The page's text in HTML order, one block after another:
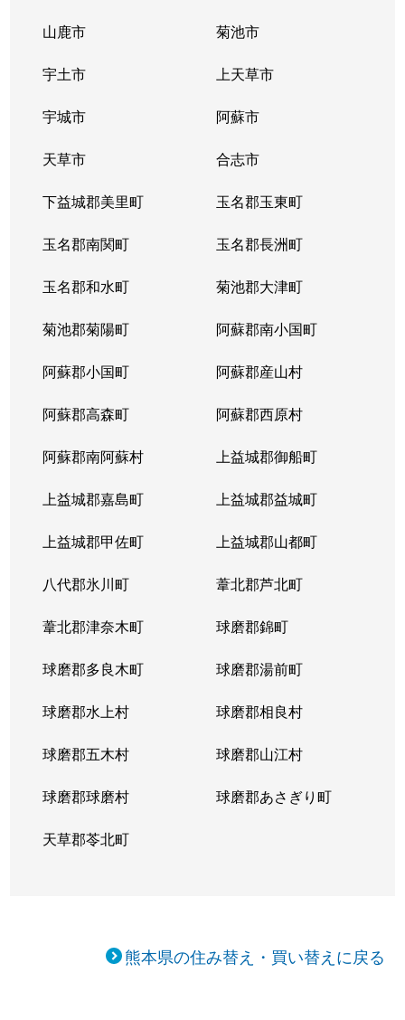
山鹿市 菊池市
宇土市 上天草市
宇城市 阿蘇市
天草市 合志市
下益城郡美里町 玉名郡玉東町
玉名郡南関町 玉名郡長洲町
玉名郡和水町 菊池郡大津町
菊池郡菊陽町 阿蘇郡南小国町
阿蘇郡小国町 阿蘇郡産山村
阿蘇郡高森町 阿蘇郡西原村
阿蘇郡南阿蘇村 上益城郡御船町
上益城郡嘉島町 上益城郡益城町
上益城郡甲佐町 上益城郡山都町
八代郡氷川町 葦北郡芦北町
葦北郡津奈木町 球磨郡錦町
球磨郡多良木町 球磨郡湯前町
球磨郡水上村 球磨郡相良村
球磨郡五木村 球磨郡山江村
球磨郡球磨村 球磨郡あさぎり町
天草郡苓北町
熊本県の住み替え・買い替えに戻る